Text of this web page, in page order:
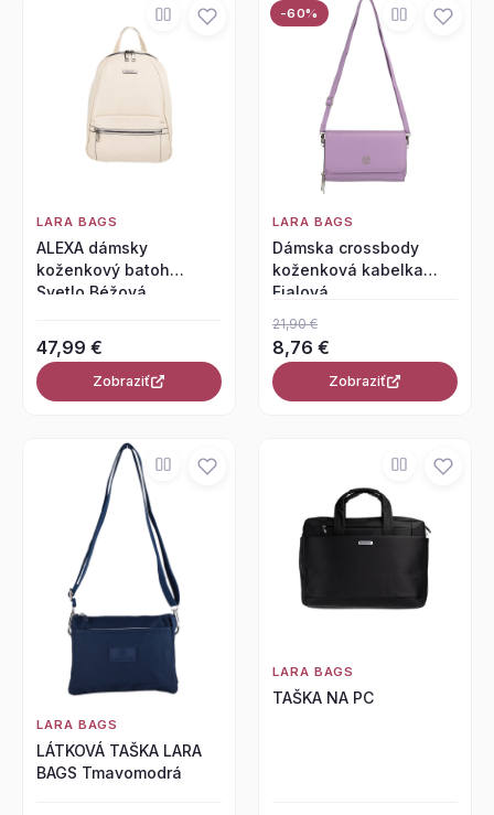
LARA BAGS
ALEXA dámsky
koženkový batoh
Svetlo Béžová
47,99 €
Zobraziť
-60%
LARA BAGS
Dámska crossbody
koženková kabelka
Fialová
21,90 €
8,76 €
Zobraziť
LARA BAGS
LÁTKOVÁ TAŠKA LARA
BAGS Tmavomodrá
LARA BAGS
TAŠKA NA PC